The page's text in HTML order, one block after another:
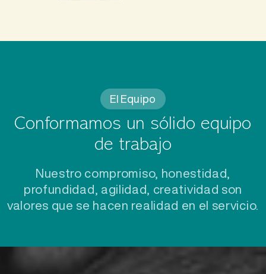
El Equipo
Conformamos un sólido equipo
de trabajo
Nuestro compromiso, honestidad,
profundidad, agilidad, creatividad son
valores que se hacen realidad en el servicio.